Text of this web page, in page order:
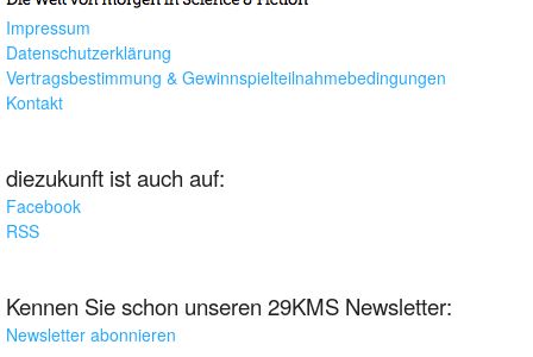
Impressum
Datenschutzerklärung
Vertragsbestimmung & Gewinnspielteilnahmebedingungen
Kontakt
diezukunft ist auch auf:
Facebook
RSS
Kennen Sie schon unseren 29KMS Newsletter:
Newsletter abonnieren